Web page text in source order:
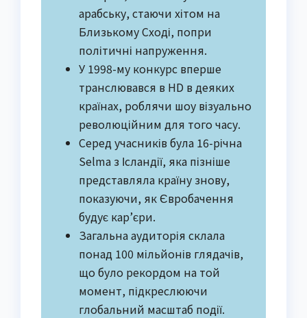
арабську, стаючи хітом на
Близькому Сході, попри
політичні напруження.
У 1998-му конкурс вперше
транслювався в HD в деяких
країнах, роблячи шоу візуально
революційним для того часу.
Серед учасників була 16-річна
Selma з Ісландії, яка пізніше
представляла країну знову,
показуючи, як Євробачення
будує кар’єри.
Загальна аудиторія склала
понад 100 мільйонів глядачів,
що було рекордом на той
момент, підкреслюючи
глобальний масштаб події.